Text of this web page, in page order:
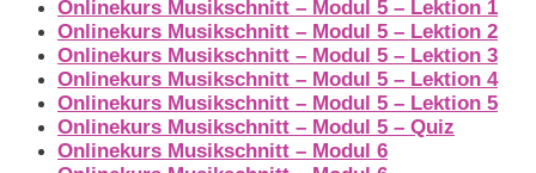
Onlinekurs Musikschnitt – Modul 5 – Lektion 1
Onlinekurs Musikschnitt – Modul 5 – Lektion 2
Onlinekurs Musikschnitt – Modul 5 – Lektion 3
Onlinekurs Musikschnitt – Modul 5 – Lektion 4
Onlinekurs Musikschnitt – Modul 5 – Lektion 5
Onlinekurs Musikschnitt – Modul 5 – Quiz
Onlinekurs Musikschnitt – Modul 6